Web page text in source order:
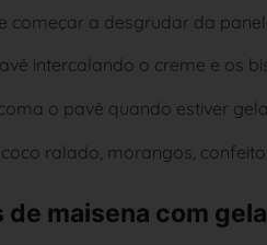
a desgrudar da
intercalando o creme e os
o pavê quando estiver
ralado, morangos,
maisena com